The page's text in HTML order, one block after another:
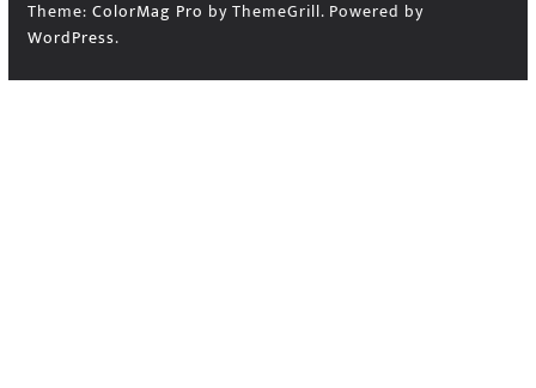
Theme: ColorMag Pro by ThemeGrill. Powered by
WordPress.